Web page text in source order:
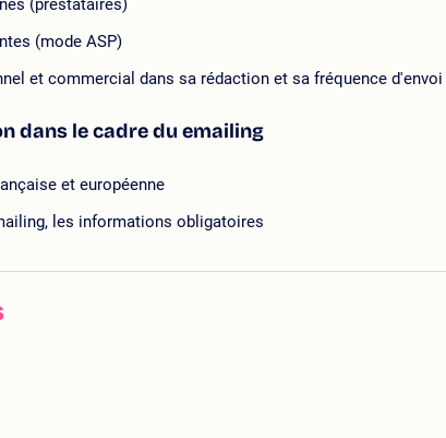
(prestataires)
(mode ASP)
et commercial dans sa rédaction et sa fréquence d'envoi
dans le cadre du emailing
et européenne
les informations obligatoires